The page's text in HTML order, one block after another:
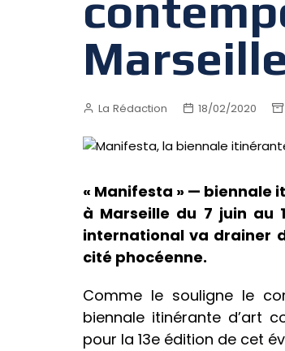
Marseille
La Rédaction 18/02/2020
« Manifesta » — biennale
à Marseille du 7 juin au
international va drainer
cité phocéenne.
Comme le souligne le
biennale itinérante d’art
pour la 13e édition de cet